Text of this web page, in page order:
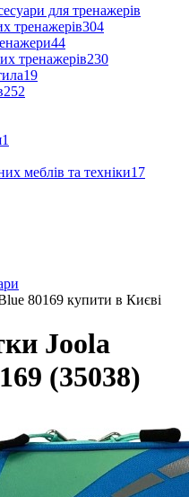
для тренажерів
тренажерів304
44
тренажерів230
19
252
1
меблів та техніки17
80169 купити в Києві
Joola
(35038)